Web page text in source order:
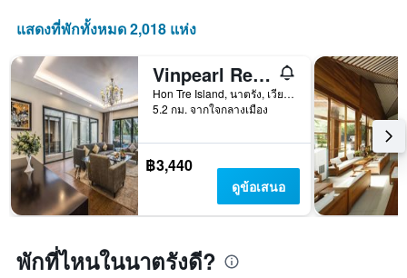
แสดงที่พักทั้งหมด 2,018 แห่ง
Vinpearl Resort & Spa Nha Trang Bay
Hon Tre Island, นาตรัง, เวียดนาม
5.2 กม. จากใจกลางเมือง
฿3,440
ดูข้อเสนอ
พักที่ไหนในนาตรังดี?